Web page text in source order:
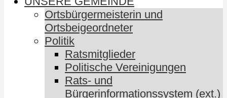
Ortsbürgermeisterin und
Ortsbeigeordneter
Politik
Ratsmitglieder
Politische Vereinigungen
Rats- und
Bürgerinformationssystem (ext.)